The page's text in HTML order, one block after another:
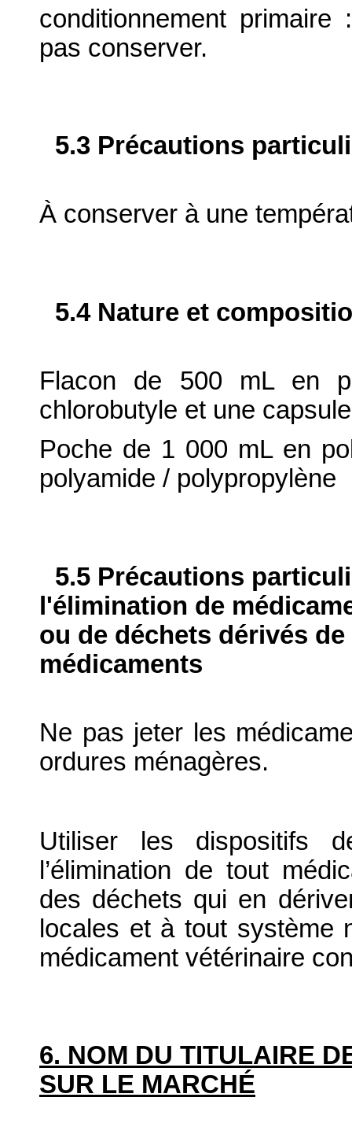
conditionnement
pas conserver.
5.3 Précautions
À conserver à une
5.4 Nature et
Flacon de 500 mL en
chlorobutyle et une
Poche de 1 000 mL en
polyamide / polypropylène
5.5 Précautions
l'élimination de
ou de déchets dérivés
médicaments
Ne pas jeter les
ordures ménagères.
Utiliser les dispositifs
l’élimination de tout
des déchets qui en
locales et à tout système
médicament vétérinaire
6. NOM DU TITULAIRE
SUR LE MARCHÉ